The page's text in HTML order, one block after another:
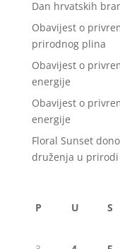
Dan hrvatskih
Obavijest o
prirodnog plina
Obavijest o
energije
Obavijest o
energije
Floral Sunset
druženja u prirodi
P U S